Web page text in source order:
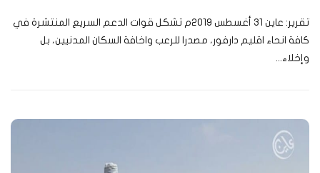
تقرير: عاين 31 أغسطس 2019م تشكل قوات الدعم السريع المنتشرة في
كافة انحاء اقليم دارفور، مصدرا للرعب واخافة السكان المدنيين، بل
وإخلاء...